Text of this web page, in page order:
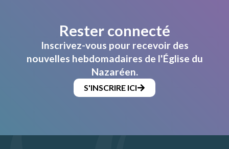
Rester connecté
Inscrivez-vous pour recevoir des
nouvelles hebdomadaires de l'Église du
Nazaréen.
S'INSCRIRE ICI